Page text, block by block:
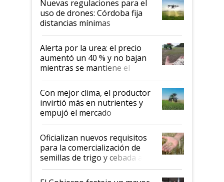
Nuevas regulaciones para el
uso de drones: Córdoba fija
distancias mínimas
Alerta por la urea: el precio
aumentó un 40 % y no bajan
mientras se mantiene el
conflicto en Medio Oriente
Con mejor clima, el productor
invirtió más en nutrientes y
empujó el mercado
Oficializan nuevos requisitos
para la comercialización de
semillas de trigo y cebada a
granel